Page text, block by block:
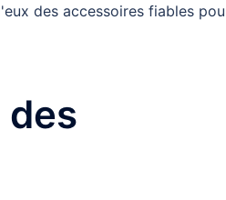
des accessoires fiables